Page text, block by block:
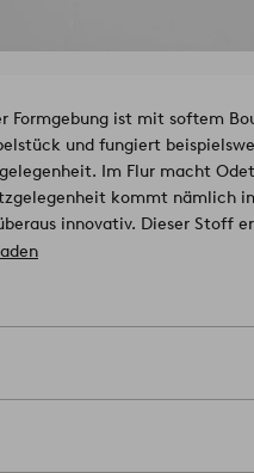
Formgebung ist mit softem
und fungiert
Im Flur macht
kommt nämlich
innovativ. Dieser Stoff
kleine Schlingen und
von 79.000
Produkt enthält Holz aus
die Rücksicht auf Mensch
cm